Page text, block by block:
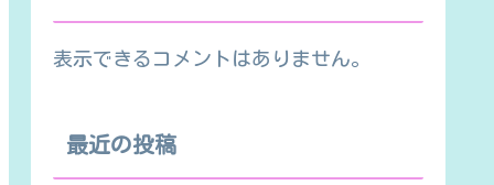
表示できるコメントはありません。
最近の投稿